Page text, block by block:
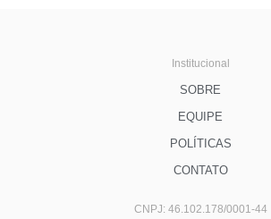
Institucional
SOBRE
EQUIPE
POLÍTICAS
CONTATO
CNPJ: 46.102.178/0001-44